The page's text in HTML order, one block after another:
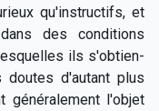
qu'instructifs, et
des conditions
ils s'obtien-
d'autant plus
généralement l'objet